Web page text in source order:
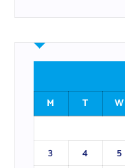
M
T W
3
4 5